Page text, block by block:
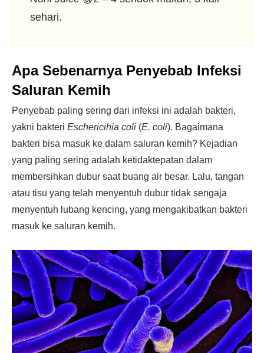
sehari.
Apa Sebenarnya Penyebab Infeksi
Saluran Kemih
Penyebab paling sering dari infeksi ini adalah bakteri,
yakni bakteri Eschericihia coli (E. coli). Bagaimana
bakteri bisa masuk ke dalam saluran kemih? Kejadian
yang paling sering adalah ketidaktepatan dalam
membersihkan dubur saat buang air besar. Lalu, tangan
atau tisu yang telah menyentuh dubur tidak sengaja
menyentuh lubang kencing, yang mengakibatkan bakteri
masuk ke saluran kemih.